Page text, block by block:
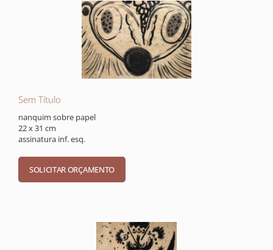
Sem Título
nanquim sobre papel
22 x 31 cm
assinatura inf. esq.